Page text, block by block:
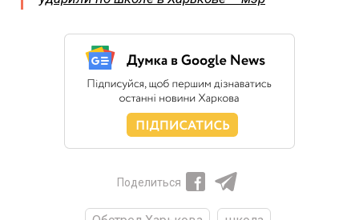
Поделиться